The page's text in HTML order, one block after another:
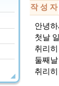
작 성 자
안녕
첫날
취리
둘째
취리